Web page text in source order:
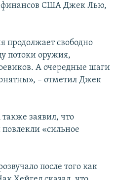
финансов США Джек Лью,
продолжает свободно
потоки оружия,
А очередные шаги
– отметил Джек
заявил, что
«сильное
после того как